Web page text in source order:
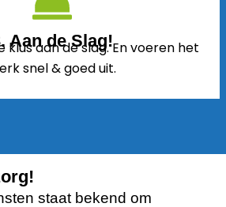
Aan de Slag!
klus aan de slag. En voeren het
snel & goed uit.
staat bekend om